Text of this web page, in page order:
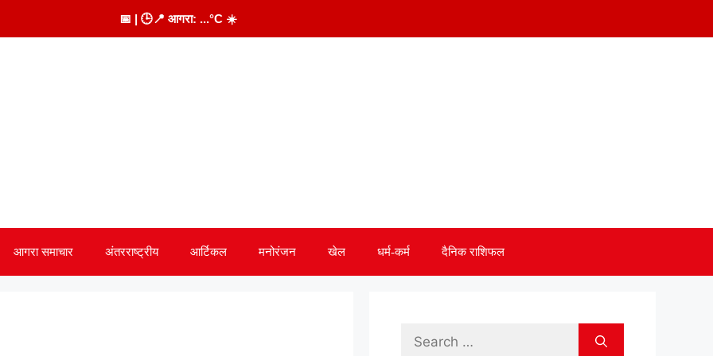
📅 | 🕒📍 आगरा: ...°C ☀️
आगरा समाचार अंतरराष्ट्रीय आर्टिकल मनोरंजन खेल धर्म-कर्म दैनिक राशिफल
Search